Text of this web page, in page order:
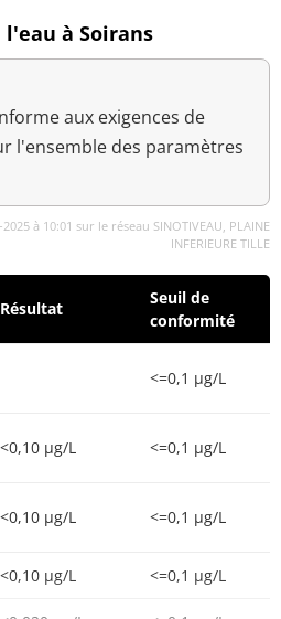
à Soirans
aux exigences de
l'ensemble des paramètres
à 10:01 sur le réseau SINOTIVEAU, PLAINE
INFERIEURE TILLE
Résultat
Seuil de
conformité
<=0,1 µg/L
<0,10 µg/L <=0,1 µg/L
<0,10 µg/L <=0,1 µg/L
<0,10 µg/L <=0,1 µg/L